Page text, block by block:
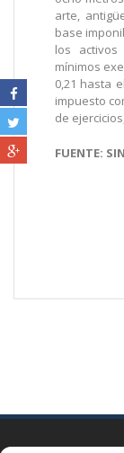
arte,
base
los
mínimos
0,21 hasta
impuesto
de
FUENTE: